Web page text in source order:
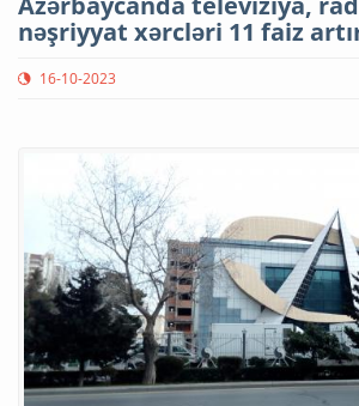
nəşriyyat xərcləri 11 faiz
16-10-2023